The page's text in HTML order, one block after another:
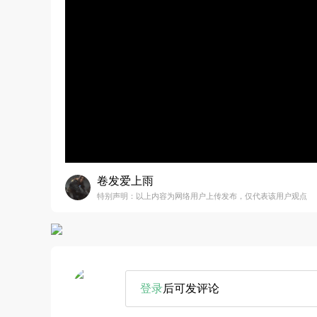
卷发爱上雨
特别声明：以上内容为网络用户上传发布，仅代表该用户观点
登录后可发评论